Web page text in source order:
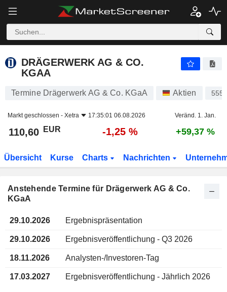
DRÄGERWERK AG & CO. KGAA
DRÄGERWERK AG & CO.
KGAA
Termine Drägerwerk AG & Co. KGaA Aktien
Markt geschlossen - Xetra 17:35:01 06.08.2026 Veränd. 1. Jan.
110,60 EUR -1,25 % +59,37 %
Übersicht Kurse Charts Nachrichten
Anstehende Termine für Drägerwerk AG & Co.
KGaA
29.10.2026 Ergebnispräsentation
29.10.2026 Ergebnisveröffentlichung - Q3 2026
18.11.2026 Analysten-/Investoren-Tag
17.03.2027 Ergebnisveröffentlichung - Jährlich 2026